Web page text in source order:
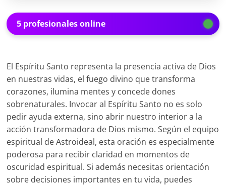
5 profesionales online
El Espíritu Santo representa la presencia activa de Dios
en nuestras vidas, el fuego divino que transforma
corazones, ilumina mentes y concede dones
sobrenaturales. Invocar al Espíritu Santo no es solo
pedir ayuda externa, sino abrir nuestro interior a la
acción transformadora de Dios mismo. Según el equipo
espiritual de Astroideal, esta oración es especialmente
poderosa para recibir claridad en momentos de
oscuridad espiritual. Si además necesitas orientación
sobre decisiones importantes en tu vida, puedes